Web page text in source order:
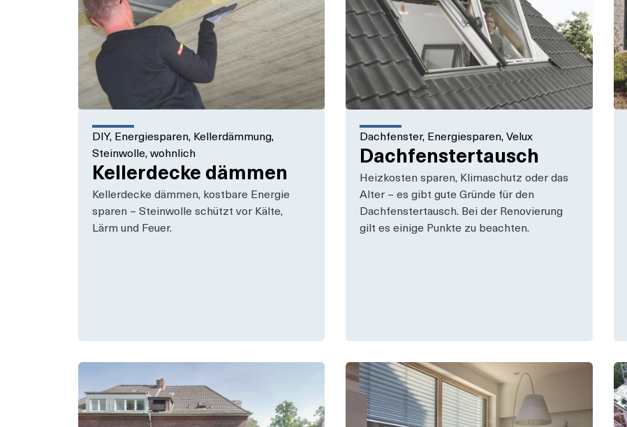
DIY, Energiesparen, Kellerdämmung,
Steinwolle, wohnlich
Kellerdecke dämmen
Kellerdecke dämmen, kostbare Energie
sparen – Steinwolle schützt vor Kälte,
Lärm und Feuer.
Dachfenster, Energiesparen,Velux
Dachfenstertausch
Heizkosten sparen, Klimaschutz oder das
Alter – es gibt gute Gründe für den
Dachfenstertausch. Bei der Renovierung
gilt es einige Punkte zu beachten.